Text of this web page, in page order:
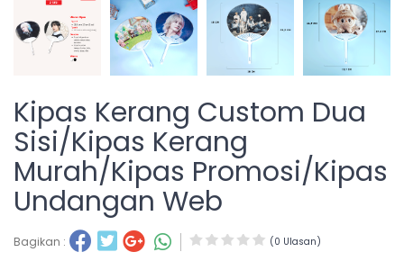
Kipas Kerang Custom Dua
Sisi/Kipas Kerang
Murah/Kipas Promosi/Kipas
Undangan Web
Bagikan : (0 Ulasan)